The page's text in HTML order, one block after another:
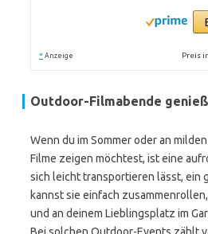
* Anzeige Preis
Outdoor-Filmabende
Wenn du im Sommer oder an
Filme zeigen möchtest, ist eine
sich leicht transportieren lässt, ein
kannst sie einfach
und an deinem Lieblingsplatz im